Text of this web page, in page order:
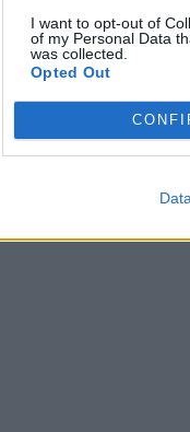
I want to opt-out of
of my Personal Data
was collected.
Opted Out